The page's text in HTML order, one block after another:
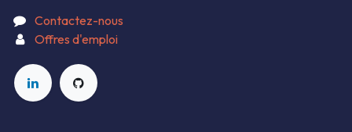
Contactez-nous
Offres d'emploi